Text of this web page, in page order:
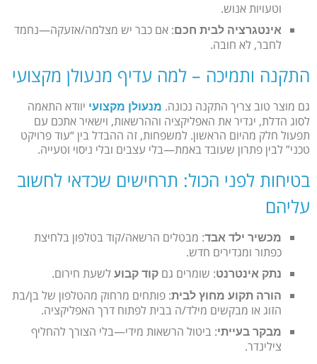
וטעויות אנוש.
אינטגרציה לבית חכם: אם כבר יש מצלמה/אזעקה—נחמד
לחבר, לא חובה.
התקנה ותמיכה – למה עדיף מנעולן מקצועי
גם מוצר טוב צריך התקנה נכונה. מנעולן מקצועי יוודא התאמה
לסוג הדלת, יגדיר את האפליקציה וההרשאות, וישאיר אתכם עם
תפעול חלק מהיום הראשון. למשפחות, זה ההבדל בין “עוד פרויקט
טכני” לבין פתרון שעובד באמת—בלי עצבים ובלי ניסוי וטעייה.
בטיחות לפני הכול: תרחישים שכדאי לחשוב
עליהם
מכשיר ילד אבד: מבטלים הרשאה/קוד בטלפון בלחיצת
כפתור ומגדירים חדש.
נתק אינטרנט: שומרים גם קוד קבוע לשעת חירום.
הורה תקוע מחוץ לבית: פותחים מרחוק מהטלפון של בן/בת
הזוג או מבקשים מילד/ה בבית לפתוח דרך האפליקציה.
מבקר בעייתי: ביטול הרשאות מידי—בלי הצורך להחליף
צילינדר.